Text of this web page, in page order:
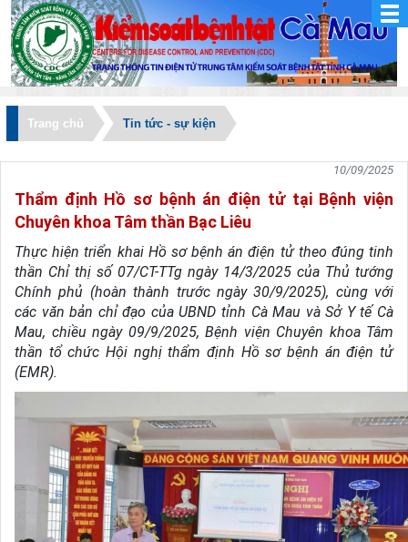
Trang chủ Tin tức - sự kiện
10/09/2025
Thẩm định Hồ sơ bệnh án điện tử tại Bệnh viện
Chuyên khoa Tâm thần Bạc Liêu
Thực hiện triển khai Hồ sơ bệnh án điện tử theo đúng tinh
thần Chỉ thị số 07/CT-TTg ngày 14/3/2025 của Thủ tướng
Chính phủ (hoàn thành trước ngày 30/9/2025), cùng với
các văn bản chỉ đạo của UBND tỉnh Cà Mau và Sở Y tế Cà
Mau, chiều ngày 09/9/2025, Bệnh viện Chuyên khoa Tâm
thần tổ chức Hội nghị thẩm định Hồ sơ bệnh án điện tử
(EMR).